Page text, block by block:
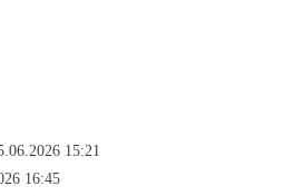
15:21
16:45